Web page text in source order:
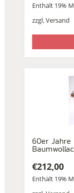
Enthält 19%
zzgl.Versand
60er Jahre
€212,00
Enthält 19%